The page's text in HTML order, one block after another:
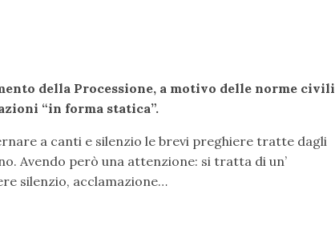
della Processione, a motivo delle norme civili
“in forma statica”.
a canti e silenzio le brevi preghiere tratte dagli
Avendo però una attenzione: si tratta di un’
silenzio, acclamazione…